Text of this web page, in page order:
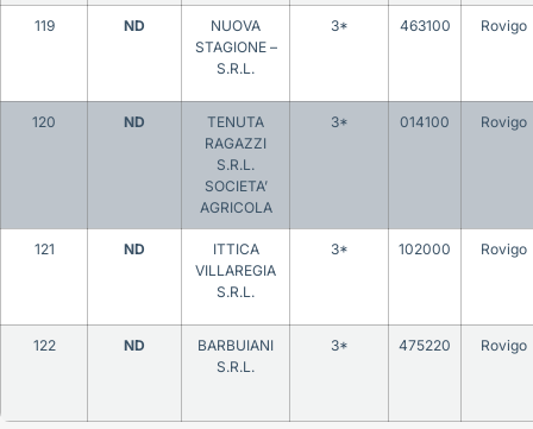
119 ND
NUOVA
STAGIONE –
S.R.L.
3* 463100 Rovigo
120 ND
TENUTA
RAGAZZI
S.R.L.
SOCIETA’
AGRICOLA
3* 014100 Rovigo
121 ND
ITTICA
VILLAREGIA
S.R.L.
3* 102000 Rovigo
122 ND
BARBUIANI
S.R.L.
3* 475220 Rovigo